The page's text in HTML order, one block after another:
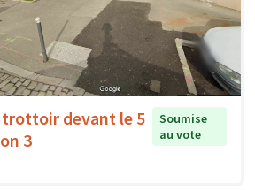
devant le 5
3
Soumise
au vote